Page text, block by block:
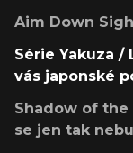
Aim Down
Série Yakuza /
vás japonské
Shadow of the
se jen tak